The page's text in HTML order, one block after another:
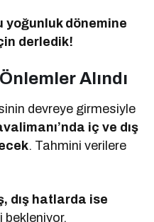
yoğunluk dönemine
derledik!
Alındı
devreye girmesiyle
iç ve dış
. Tahmini verilere
dış hatlarda ise
bekleniyor.